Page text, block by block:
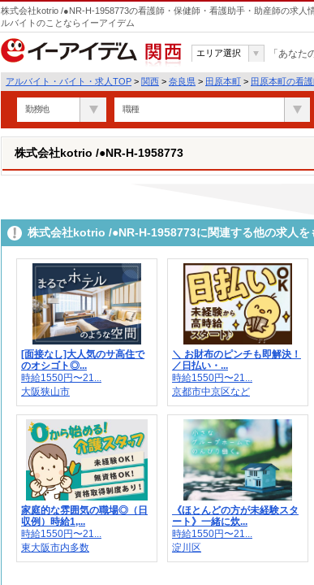
株式会社kotrio /●NR-H-1958773の看護師・保健師・看護助手・助産師の求人
ルバイトのことならイーアイデム
関西
エリア選択 「あなた
アルバイト・バイト・求人TOP > 関西 > 奈良県 > 田原本町 > 田原本町の看
勤務地 職種
株式会社kotrio /●NR-H-1958773
株式会社kotrio /●NR-H-1958773に関連する他の求人を
[面接なし]大人気のサ高住で
のオシゴト◎...
時給1550円〜21...
大阪狭山市
＼ お財布のピンチも即解決！
／日払い・...
時給1550円〜21...
京都市中京区など
家庭的な雰囲気の職場◎（日
収例）時給1,...
時給1550円〜21...
東大阪市内多数
《ほとんどの方が未経験スタ
ート》一緒に炊...
時給1550円〜21...
淀川区